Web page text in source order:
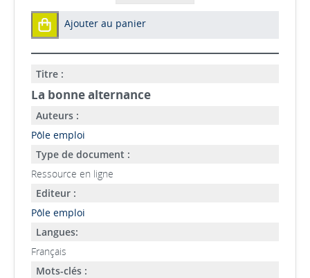
Ajouter au panier
Titre :
La bonne alternance
Auteurs :
Pôle emploi
Type de document :
Ressource en ligne
Editeur :
Pôle emploi
Langues:
Français
Mots-clés :